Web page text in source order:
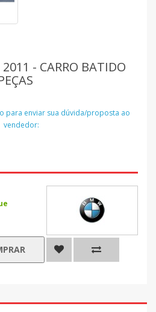
- CARRO BATIDO
para enviar sua dúvida/proposta ao
vendedor: